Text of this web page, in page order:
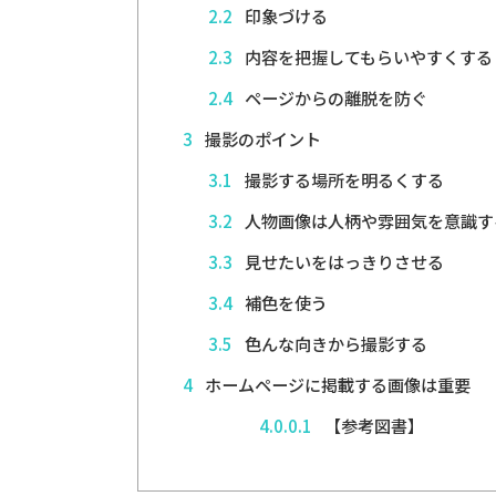
2.2 印象づける
2.3 内容を把握してもらいやすくする
2.4 ページからの離脱を防ぐ
3 撮影のポイント
3.1 撮影する場所を明るくする
3.2
人物画像は人柄や雰囲気を意識
3.3
見せたいをはっきりさせる
3.4 補色を使う
3.5 色んな向きから撮影する
4 ホームページに掲載する画像は重要
4.0.0.1
【参考図書】